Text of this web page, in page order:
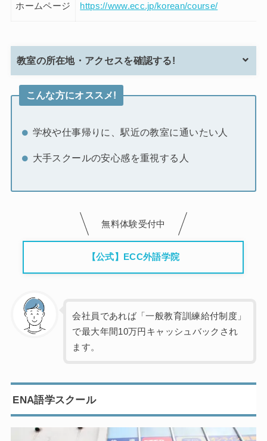
ホームページ https://www.ecc.jp/korean/course/
教室の所在地・アクセスを確認する!
こんな方にオススメ!
学校や仕事帰りに、駅近の教室に通いたい人
大手スクールの安心感を重視する人
無料体験受付中
【公式】ECC外語学院
会社員であれば「一般教育訓練給付制度」
で最大年間10万円キャッシュバックされ
ます。
ENA語学スクール